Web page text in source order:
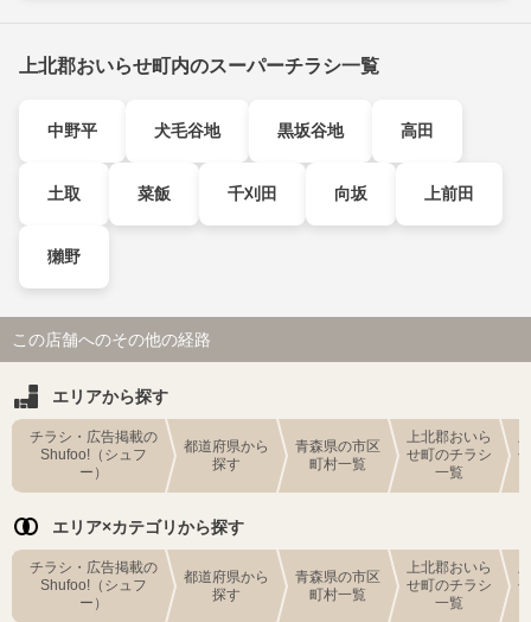
上北郡おいらせ町内のスーパーチラシ一覧
中野平 犬毛谷地 黒坂谷地 高田
土取 菜飯 千刈田 向坂 上前田
獺野
この店舗へのその他の経路
エリアから探す
チラシ・広告掲載の
Shufoo!（シュフ
ー）
都道府県から
探す
青森県の市区
町村一覧
上北郡おいら
せ町のチラシ
一覧
エリア×カテゴリから探す
チラシ・広告掲載の
Shufoo!（シュフ
ー）
都道府県から
探す
青森県の市区
町村一覧
上北郡おいら
せ町のチラシ
一覧